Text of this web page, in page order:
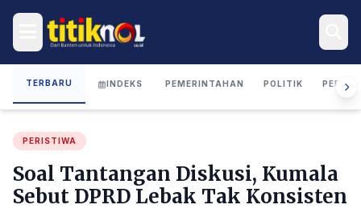
TERBARU INDEKS PEMERINTAHAN POLITIK
PERISTIWA
Soal Tantangan Diskusi, Kumala
Sebut DPRD Lebak Tak Konsisten